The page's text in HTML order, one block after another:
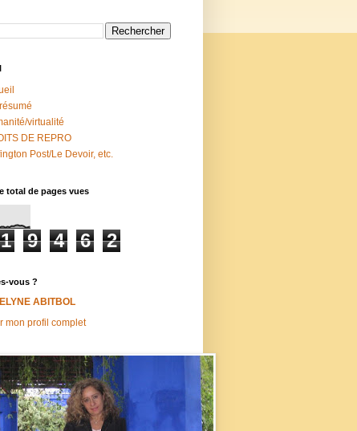
virtualité
DE REPRO
Post/Le Devoir, etc.
total de pages vues
1 9 4 6 2
vous ?
ABITBOL
mon profil complet